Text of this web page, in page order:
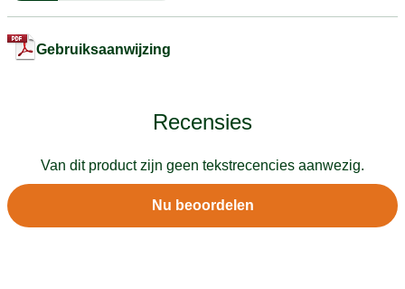
Gebruiksaanwijzing
Recensies
Van dit product zijn geen tekstrecencies aanwezig.
Nu beoordelen